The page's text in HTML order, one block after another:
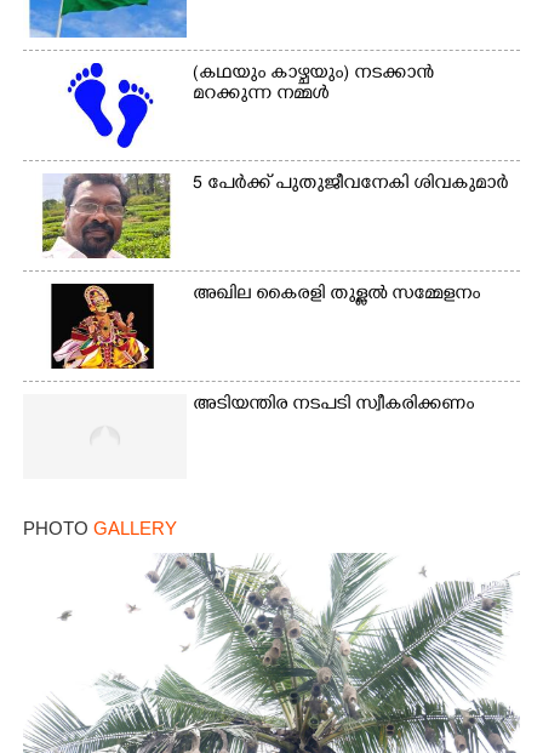
(കഥയും കാഴ്ചയും) നടക്കാൻ
മറക്കുന്ന നമ്മൾ
5 പേർക്ക് പുതുജീവനേകി ശിവകുമാർ
അഖില കൈരളി തുള്ളൽ സമ്മേളനം
അടിയന്തിര നടപടി സ്വീകരിക്കണം
PHOTO GALLERY